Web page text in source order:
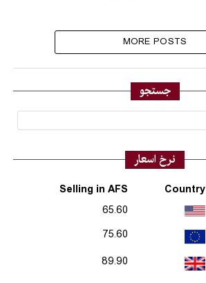
MORE POSTS
جستجو
نرخ اسعار
Country
Selling in AFS
65.60
75.60
89.90